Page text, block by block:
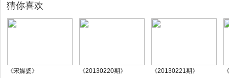
猜你喜欢
《宋媒婆》 《20130220期》 《20130221期》